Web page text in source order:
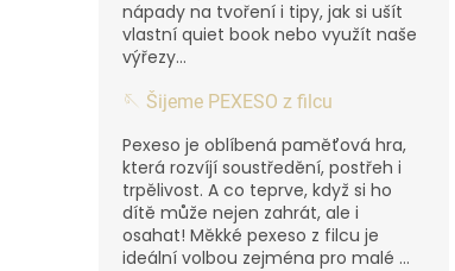
nápady na tvoření i tipy, jak si ušít
vlastní quiet book nebo využít naše
výřezy...
🪡 Šijeme PEXESO z filcu
Pexeso je oblíbená paměťová hra,
která rozvíjí soustředění, postřeh i
trpělivost. A co teprve, když si ho
dítě může nejen zahrát, ale i
osahat! Měkké pexeso z filcu je
ideální volbou zejména pro malé ...